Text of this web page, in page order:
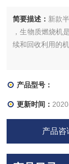
简要描述： 新款
，生物质燃烧机
续和回收利用的
产品型号：
更新时间：
产品咨